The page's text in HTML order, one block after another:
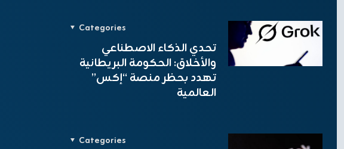
Categories
تحدي الذكاء الاصطناعي
والأخلاق: الحكومة البريطانية
تهدد بحظر منصة “إكس”
العالمية
Categories